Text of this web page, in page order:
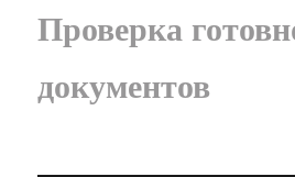
Проверка
документов